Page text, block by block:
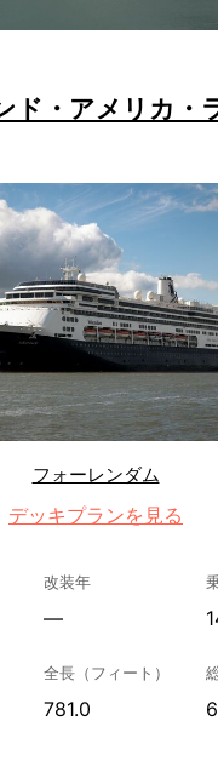
ド・アメリカ・
フォーレンダム
デッキプランを見る
改装年
—
全長（フィート）
781.0